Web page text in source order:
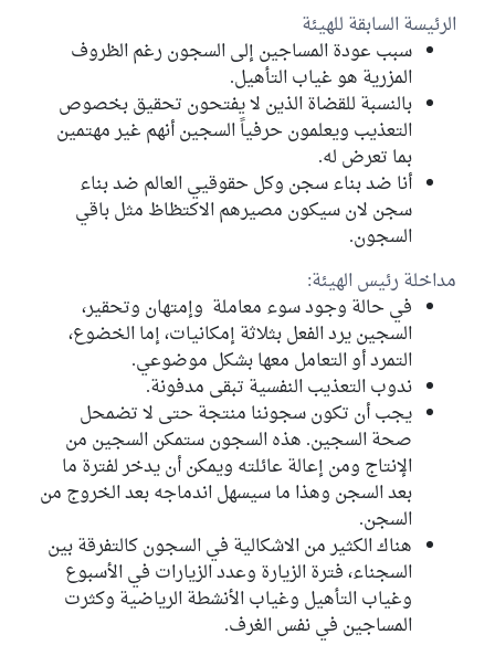
الرئيسة السابقة للهيئة
سبب عودة المساجين إلى السجون رغم الظروف
المزرية هو غياب التأهيل.
بالنسبة للقضاة الذين لا يفتحون تحقيق بخصوص
التعذيب ويعلمون حرفياً السجين أنهم غير مهتمين
بما تعرض له.
أنا ضد بناء سجن وكل حقوقيي العالم ضد بناء
سجن لان سيكون مصيرهم الاكتظاظ مثل باقي
السجون.
مداخلة رئيس الهيئة:
في حالة وجود سوء معاملة وإمتهان وتحقير،
السجين يرد الفعل بثلاثة إمكانيات، إما الخضوع،
التمرد أو التعامل معها بشكل موضوعي.
ندوب التعذيب النفسية تبقى مدفونة.
يجب أن تكون سجوننا منتجة حتى لا تضمحل
صحة السجين. هذه السجون ستمكن السجين من
الإنتاج ومن إعالة عائلته ويمكن أن يدخر لفترة ما
بعد السجن وهذا ما سيسهل اندماجه بعد الخروج من
السجن.
هناك الكثير من الاشكالية في السجون كالتفرقة بين
السجناء، فترة الزيارة وعدد الزيارات في الأسبوع
وغياب التأهيل وغياب الأنشطة الرياضية وكثرت
المساجين في نفس الغرف.